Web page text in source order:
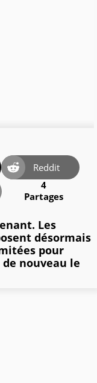
Reddit
4
Partages
Les
désormais
pour
nouveau le